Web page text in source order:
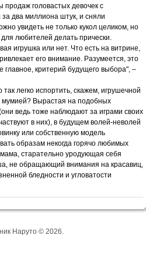
продаж головастых девочек с
два миллиона штук, и сняли
увидеть не только кукол целиком, но
любителей делать прически.
игрушка или нет. Что есть на витрине,
его внимание. Разумеется, это
главное, критерий будущего выбора", –
легко испортить, скажем, игрушечной
мумией? Вырастая на подобных
ведь тоже наблюдают за играми своих
в них), в будущем волей-неволей
или собственную модель
образам некогда горячо любимых
старательно уродующая себя
не обращающий внимания на красавиц,
бледности и угловатости
Наруто © 2026.